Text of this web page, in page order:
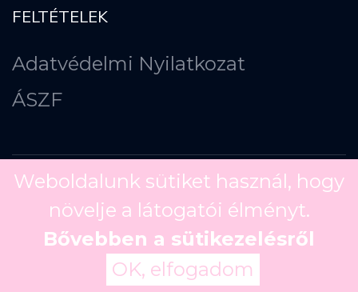
FELTÉTELEK
Adatvédelmi Nyilatkozat
ÁSZF
Copyright © 2026
Weboldalunk sütiket használ, hogy
növelje a látogatói élményt.
Bővebben a sütikezelésről
OK, elfogadom